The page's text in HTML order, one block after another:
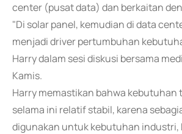
center (pusat data) dan berkaitan
"Di solar panel, kemudian di data
menjadi driver pertumbuhan
Harry dalam sesi diskusi bersama
Kamis.
Harry memastikan bahwa kebutuhan
selama ini relatif stabil, karena
digunakan untuk kebutuhan industri,